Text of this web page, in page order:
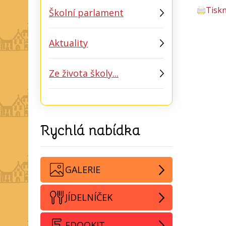
Školní parlament
Aktuality
Ze života školy...
Rychlá nabídka
GALERIE
JÍDELNÍČEK